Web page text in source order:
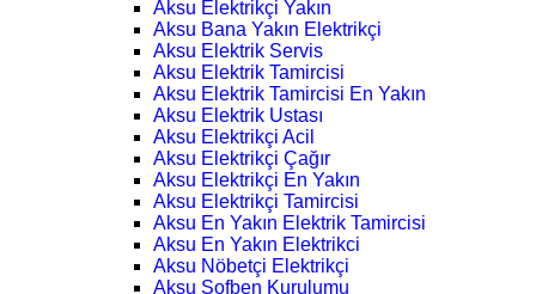
Aksu Elektrikçi Yakın
Aksu Bana Yakın Elektrikçi
Aksu Elektrik Servis
Aksu Elektrik Tamircisi
Aksu Elektrik Tamircisi En Yakın
Aksu Elektrik Ustası
Aksu Elektrikçi Acil
Aksu Elektrikçi Çağır
Aksu Elektrikçi En Yakın
Aksu Elektrikçi Tamircisi
Aksu En Yakın Elektrik Tamircisi
Aksu En Yakın Elektrikci
Aksu Nöbetçi Elektrikçi
Aksu Şofben Kurulumu